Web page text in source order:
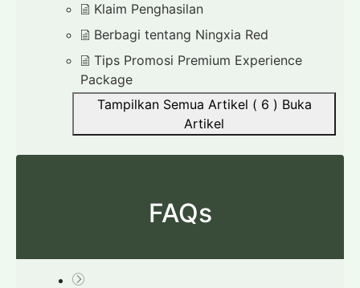
Klaim Penghasilan
Berbagi tentang Ningxia Red
Tips Promosi Premium Experience
Package
Tampilkan Semua Artikel ( 6 ) Buka
Artikel
FAQs